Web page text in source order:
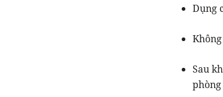
Dụng
Sau